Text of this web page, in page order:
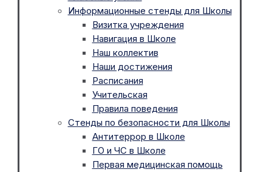
Информационные стенды для Школы
Визитка учреждения
Навигация в Школе
Наш коллектив
Наши достижения
Расписания
Учительская
Правила поведения
Стенды по безопасности для Школы
Антитеррор в Школе
ГО и ЧС в Школе
Первая медицинская помощь